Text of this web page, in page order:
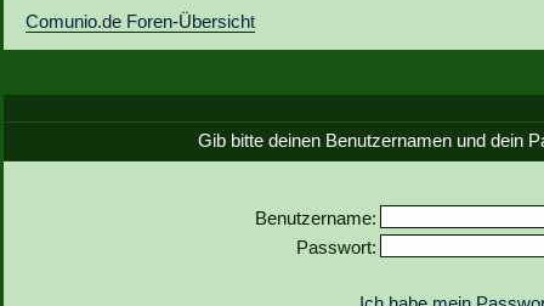
Spielanalyse
Vereinsdiskussion
Comunio.de Foren-Übersicht
Gib bitte deinen Benutzernamen und dein
Benutzername:
Passwort: